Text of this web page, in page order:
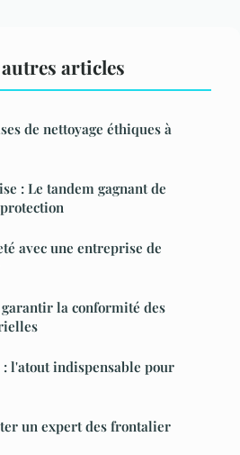
articles
de nettoyage éthiques à
: Le tandem gagnant de
avec une entreprise de
la conformité des
l'atout indispensable pour
un expert des frontalier